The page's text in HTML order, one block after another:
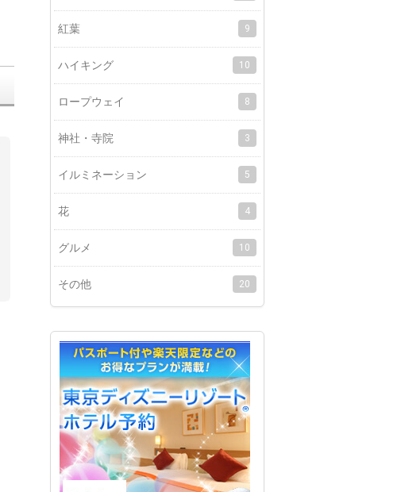
紅葉 9
ハイキング 10
ロープウェイ 8
神社・寺院 3
イルミネーション 5
花 4
グルメ 10
その他 20